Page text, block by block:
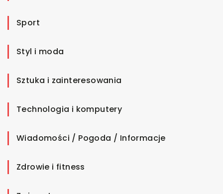
Sport
Styl i moda
Sztuka i zainteresowania
Technologia i komputery
Wiadomości / Pogoda / Informacje
Zdrowie i fitness